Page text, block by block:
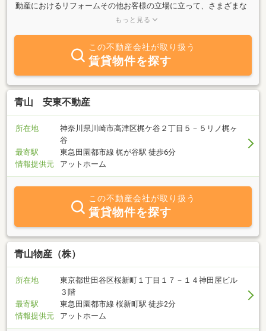
動産におけるリフォームその他お客様の立場に立って、さまざまな
面からトータルサポートを行っていきたいと心掛けております。
タッフがご納得頂けるまでお探し致します！！まずは、お気軽にお
電話でご一報下さい。
もっと見る
この不動産会社が取り扱う
賃貸物件を探す
青山 安東不動産
所在地
神奈川県川崎市高津区梶ケ谷２丁目５－５リノ梶ヶ
谷
最寄駅
東急田園都市線 梶が谷駅 徒歩6分
情報提供元
アットホーム
この不動産会社が取り扱う
賃貸物件を探す
青山物産（株）
所在地
東京都世田谷区桜新町１丁目１７－１４神田屋ビル
３階
最寄駅
東急田園都市線 桜新町駅 徒歩2分
情報提供元
アットホーム